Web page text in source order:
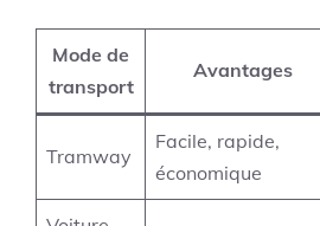
Mode de
transport
Avantages
Tramway
Facile, rapide,
économique